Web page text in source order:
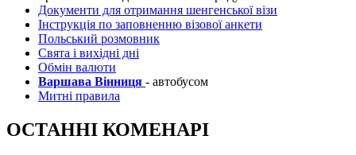
Документи для отримання шенгенської візи
Інструкція по заповненню візової анкети
Польський розмовник
Свята і вихідні дні
Обмін валюти
Варшава Вінниця - автобусом
Митні правила
ОСТАННІ КОМЕНАРІ